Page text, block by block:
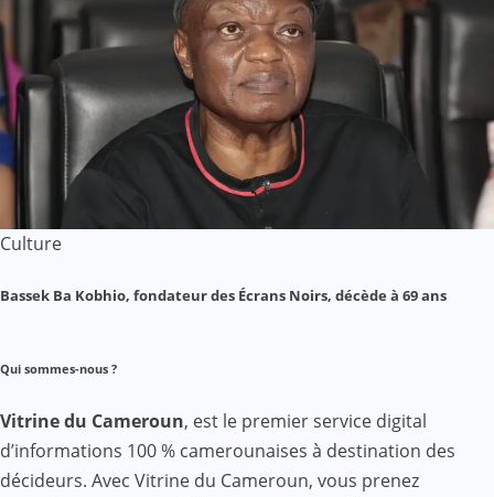
Culture
Bassek Ba Kobhio, fondateur des Écrans Noirs, décède à 69 ans
Qui sommes-nous ?
Vitrine du Cameroun, est le premier service digital
d’informations 100 % camerounaises à destination des
décideurs. Avec Vitrine du Cameroun, vous prenez